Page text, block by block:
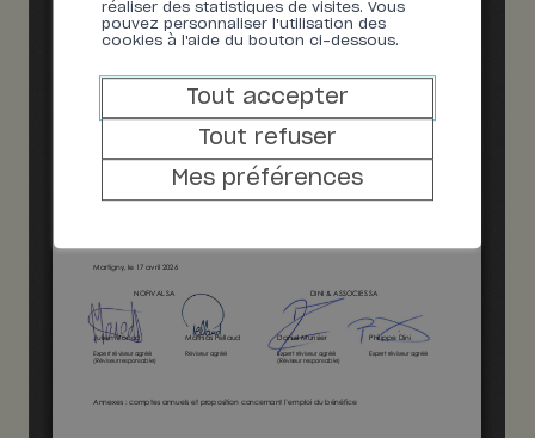
réaliser des statistiques de visites. Vous
pouvez personnaliser l'utilisation des
cookies à l'aide du bouton ci-dessous.
Tout accepter
Tout refuser
Mes préférences